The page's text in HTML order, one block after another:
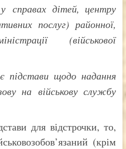
справах дітей, центру
послуг) районної,
(військової
підстави щодо надання
на військову службу
для відстрочки, то,
(крім